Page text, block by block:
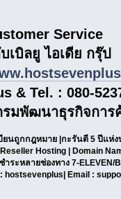
Service
เบิลยู ไอเดีย กรุ๊ป
& Tel. : 080-
มพัฒนาธุรกิจการค้
ยนถูกกฎหมาย |กะรันตี 5 ปีแห่
Hosting | Domain
ระหลายช่องทาง 7-ELEVEN/
hostsevenplus| Email :